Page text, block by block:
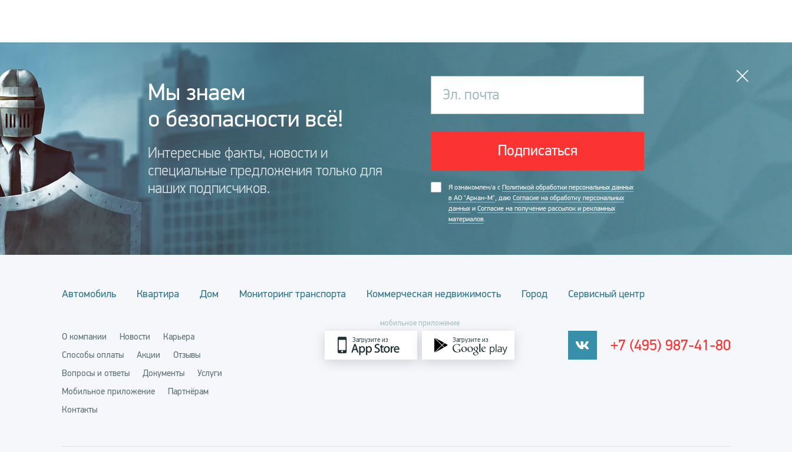
Мы знаем
о безопасности всё!
Интересные факты, новости и
специальные предложения только для
наших подписчиков.
Эл. почта
Подписаться
Я ознакомлен/а с Политикой обработки персональных данных
в АО "Аркан-М", даю Согласие на обработку персональных
данных и Согласие на получение рассылок и рекламных
материалов.
Автомобиль Квартира Дом Мониторинг транспорта Коммерческая недвижимость Город Сервисный центр
О компании Новости
Карьера
Способы оплаты
Акции
Отзывы
Вопросы и ответы
Документы
Услуги
Мобильное приложение
Партнёрам
Контакты
мобильное приложение
Загрузите из Загрузите из +7 (495) 987-41-80